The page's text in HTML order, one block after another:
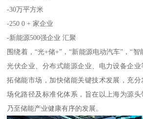
-30万平方米
-250 0 + 家企业
-新能源500强企业 汇聚
围绕着，“光+储+”，“新能源电动汽车”，“
光伏企业、分布式能源企业、电力设备企
拓储能市场，加快储能关键技术发展，充
场化路径及标准化体系，旨在以上海为源头
乃至储能产业健康有序的发展。